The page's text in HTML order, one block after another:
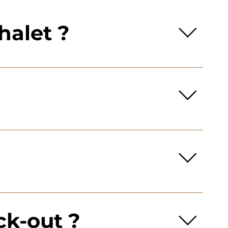
?
Keurig, grille-pain, air fryer, huile, sel et
14 jours avant l’arrivée. Aucun remboursement
exceptions peuvent être discutées sur
out ?